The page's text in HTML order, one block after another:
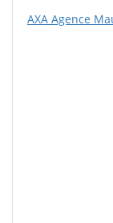
AXA Agence